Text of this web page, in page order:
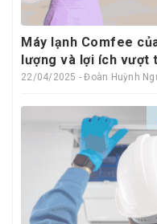
Máy lạnh Comfee
lượng và lợi ích vượt
22/04/2025 - Đoàn Huỳnh